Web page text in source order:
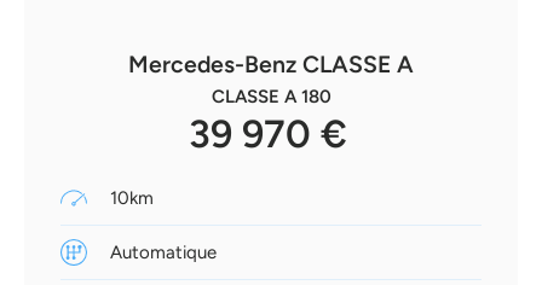
Mercedes-Benz CLASSE A
CLASSE A 180
39 970 €
10km
Automatique